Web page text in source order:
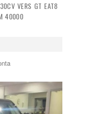
VERS GT EAT8
40000